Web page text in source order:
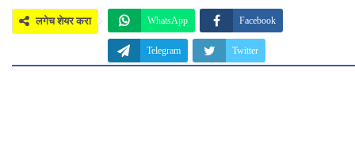
लगेच शेयर करा WhatsApp Facebook
Telegram Twitter